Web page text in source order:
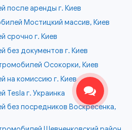
после аренды г. Киев
Мостицкий массив, Киев
срочно г. Киев
без документов г. Киев
Осокорки, Киев
на комиссию г. Киев
Tesla г. Украинка
без посредников Воскресенка,